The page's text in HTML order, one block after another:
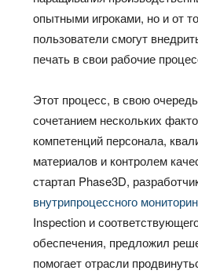
опытными игроками, но и от
пользователи смогут
печать в свои рабочие
Этот процесс, в свою
сочетанием нескольких
компетенций персонала,
материалов и контролем
стартап Phase3D,
внутрипроцессного
Inspection и
обеспечения, предложил
помогает отрасли